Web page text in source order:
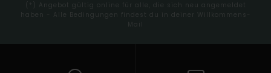
(*) Angebot gültig online für alle, die sich neu angemeldet
haben - Alle Bedingungen findest du in deiner Willkommens-
Mail